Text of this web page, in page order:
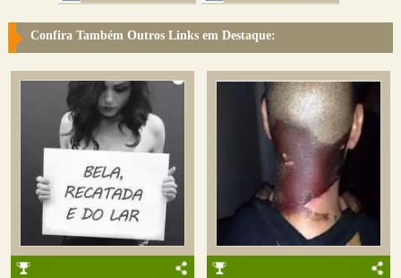
Confira Também Outros Links em Destaque: